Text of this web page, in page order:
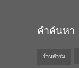
คำค้นหา
ร้านทำร่ม